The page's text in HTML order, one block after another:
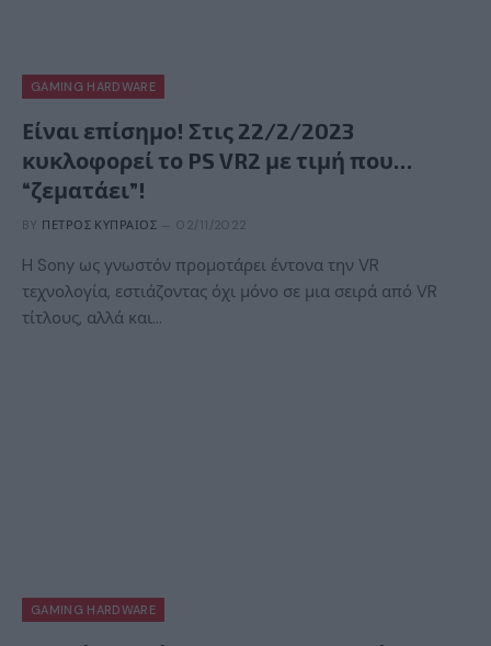
GAMING HARDWARE
Είναι επίσημο! Στις 22/2/2023
κυκλοφορεί το PS VR2 με τιμή που…
“ζεματάει”!
BY ΠΈΤΡΟΣ ΚΥΠΡΑΊΟΣ 02/11/2022
H Sony ως γνωστόν προμοτάρει έντονα την VR
τεχνολογία, εστιάζοντας όχι μόνο σε μια σειρά από VR
τίτλους, αλλά και…
GAMING HARDWARE